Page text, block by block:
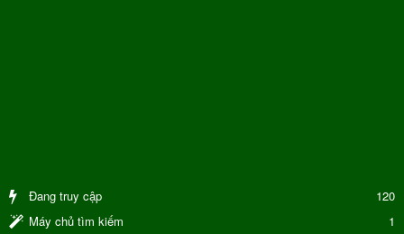
Đang truy cập
120
Máy chủ tìm kiếm
1